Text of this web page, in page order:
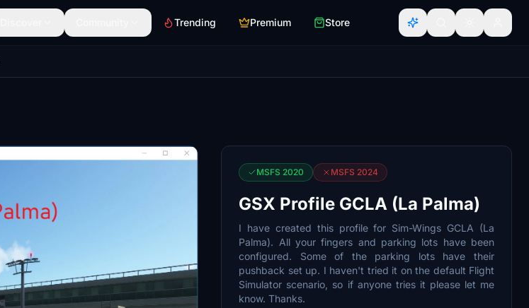
Trending Premium Store
MSFS 2020 MSFS 2024
GSX Profile GCLA (La Palma)
I have created this profile for Sim-Wings GCLA (La
Palma). All your fingers and parking lots have been
configured. Some of the parking lots have their
pushback set up. I haven't tried it on the default Flight
Simulator scenario, so if anyone tries it please let me
know. Thanks.